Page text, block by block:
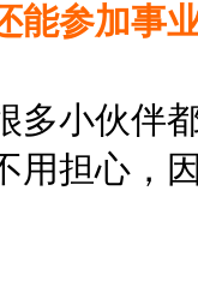
能参加事
小伙伴都
用担心，